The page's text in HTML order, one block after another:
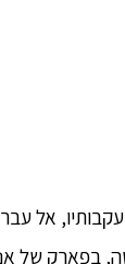
אל
בפארק של